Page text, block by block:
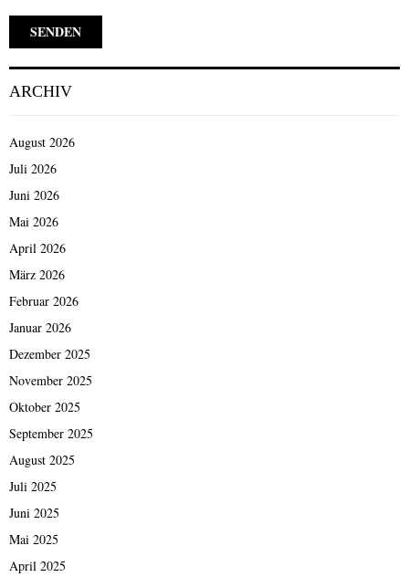
ARCHIV
August 2026
Juli 2026
Juni 2026
Mai 2026
April 2026
März 2026
Februar 2026
Januar 2026
Dezember 2025
November 2025
Oktober 2025
September 2025
August 2025
Juli 2025
Juni 2025
Mai 2025
April 2025